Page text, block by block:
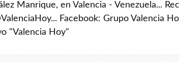
Manrique, en Valencia - Venezuela...
Facebook: Grupo Valencia
"Valencia Hoy"